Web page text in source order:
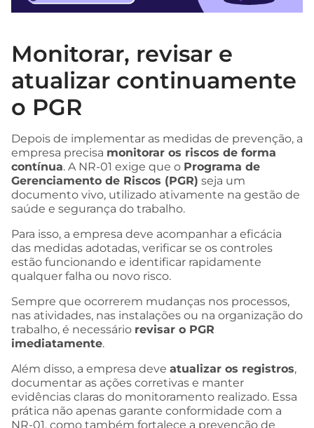
Monitorar, revisar e
atualizar continuamente
o PGR
Depois de implementar as medidas de prevenção, a
empresa precisa monitorar os riscos de forma
contínua. A NR-01 exige que o Programa de
Gerenciamento de Riscos (PGR) seja um
documento vivo, utilizado ativamente na gestão de
saúde e segurança do trabalho.
Para isso, a empresa deve acompanhar a eficácia
das medidas adotadas, verificar se os controles
estão funcionando e identificar rapidamente
qualquer falha ou novo risco.
Sempre que ocorrerem mudanças nos processos,
nas atividades, nas instalações ou na organização do
trabalho, é necessário revisar o PGR
imediatamente.
Além disso, a empresa deve atualizar os registros,
documentar as ações corretivas e manter
evidências claras do monitoramento realizado. Essa
prática não apenas garante conformidade com a
NR-01, como também fortalece a prevenção de